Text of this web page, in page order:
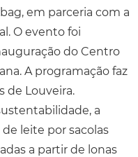
em parceria com a
O evento foi
do Centro
A programação faz
de Louveira.
a
leite por sacolas
a partir de lonas